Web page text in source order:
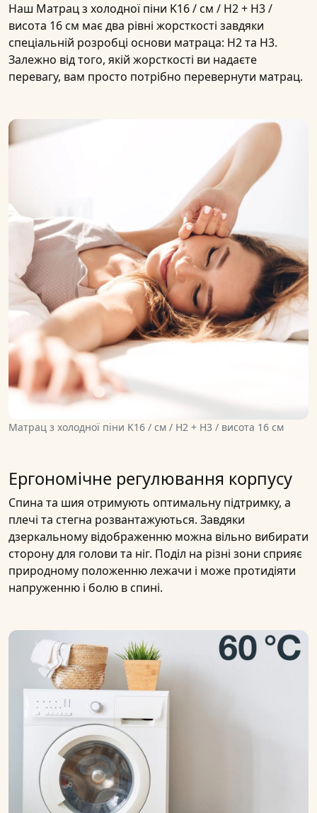
Наш Матрац з холодної піни K16 / см / H2 + H3 /
висота 16 см має два рівні жорсткості завдяки
спеціальній розробці основи матраца: H2 та H3.
Залежно від того, якій жорсткості ви надаєте
перевагу, вам просто потрібно перевернути матрац.
Матрац з холодної піни K16 / см / H2 + H3 / висота 16 см
Ергономічне регулювання корпусу
Спина та шия отримують оптимальну підтримку, а
плечі та стегна розвантажуються. Завдяки
дзеркальному відображенню можна вільно вибирати
сторону для голови та ніг. Поділ на різні зони сприяє
природному положенню лежачи і може протидіяти
напруженню і болю в спині.